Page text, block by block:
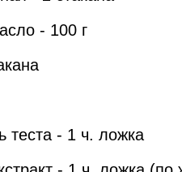
- 100 г
теста - 1 ч. ложка